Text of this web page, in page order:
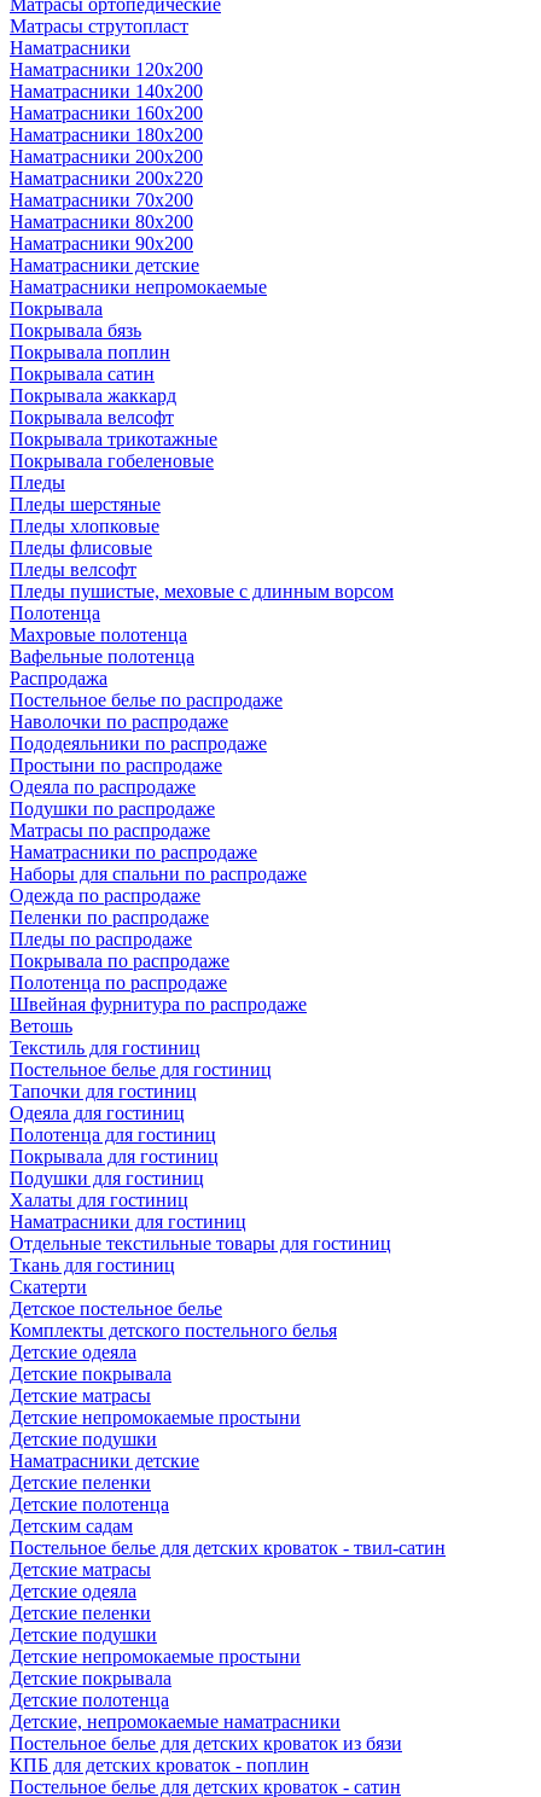
Матрасы ортопедические
Матрасы струтопласт
Наматрасники
Наматрасники 120х200
Наматрасники 140х200
Наматрасники 160х200
Наматрасники 180х200
Наматрасники 200х200
Наматрасники 200х220
Наматрасники 70х200
Наматрасники 80х200
Наматрасники 90х200
Наматрасники детские
Наматрасники непромокаемые
Покрывала
Покрывала бязь
Покрывала поплин
Покрывала сатин
Покрывала жаккард
Покрывала велсофт
Покрывала трикотажные
Покрывала гобеленовые
Пледы
Пледы шерстяные
Пледы хлопковые
Пледы флисовые
Пледы велсофт
Пледы пушистые, меховые с длинным ворсом
Полотенца
Махровые полотенца
Вафельные полотенца
Распродажа
Постельное белье по распродаже
Наволочки по распродаже
Пододеяльники по распродаже
Простыни по распродаже
Одеяла по распродаже
Подушки по распродаже
Матрасы по распродаже
Наматрасники по распродаже
Наборы для спальни по распродаже
Одежда по распродаже
Пеленки по распродаже
Пледы по распродаже
Покрывала по распродаже
Полотенца по распродаже
Швейная фурнитура по распродаже
Ветошь
Текстиль для гостиниц
Постельное белье для гостиниц
Тапочки для гостиниц
Одеяла для гостиниц
Полотенца для гостиниц
Покрывала для гостиниц
Подушки для гостиниц
Халаты для гостиниц
Наматрасники для гостиниц
Отдельные текстильные товары для гостиниц
Ткань для гостиниц
Скатерти
Детское постельное белье
Комплекты детского постельного белья
Детские одеяла
Детские покрывала
Детские матрасы
Детские непромокаемые простыни
Детские подушки
Наматрасники детские
Детские пеленки
Детские полотенца
Детским садам
Постельное белье для детских кроваток - твил-сатин
Детские матрасы
Детские одеяла
Детские пеленки
Детские подушки
Детские непромокаемые простыни
Детские покрывала
Детские полотенца
Детские, непромокаемые наматрасники
Постельное белье для детских кроваток из бязи
КПБ для детских кроваток - поплин
Постельное белье для детских кроваток - сатин